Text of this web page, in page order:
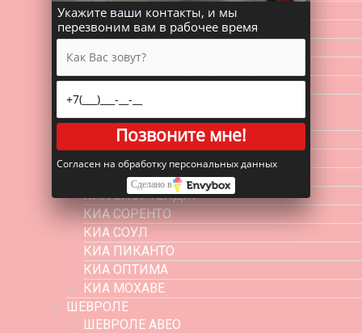
ХЕНДАЙ I20
ХЕНДАЙ I30
ХЕНДАЙ ПОРТЕР
ХЕНДАЙ СТАРЕКС
КИА
КИА РИО
КИА СПЕКТРА
КИА ЦЕРАТО
КИА СИД
КИА СПОРТЕЙДЖ
КИА СОРЕНТО
КИА СОУЛ
КИА ПИКАНТО
КИА ОПТИМА
КИА МОХАВЕ
ШЕВРОЛЕ
ШЕВРОЛЕ АВЕО
Укажите ваши контакты, и мы
перезвоним вам в рабочее время
Позвоните мне!
Согласен на обработку персональных данных
Сделано в